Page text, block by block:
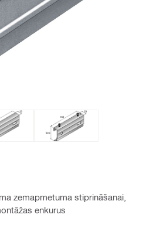
zemapmetuma stiprināšanai,
enkurus